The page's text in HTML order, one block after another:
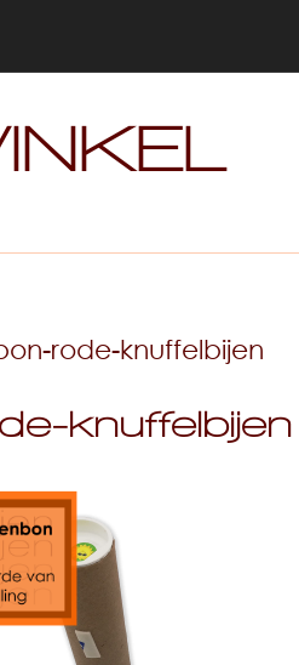
rode-knuffelbijen
knuffelbijen